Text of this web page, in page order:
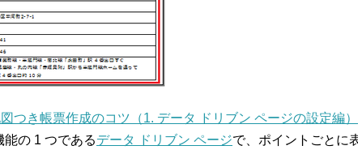
つき帳票作成のコツ（1. データ ドリブン ページの設定編）
能の 1 つであるデータ ドリブン ページで、ポイントごとに